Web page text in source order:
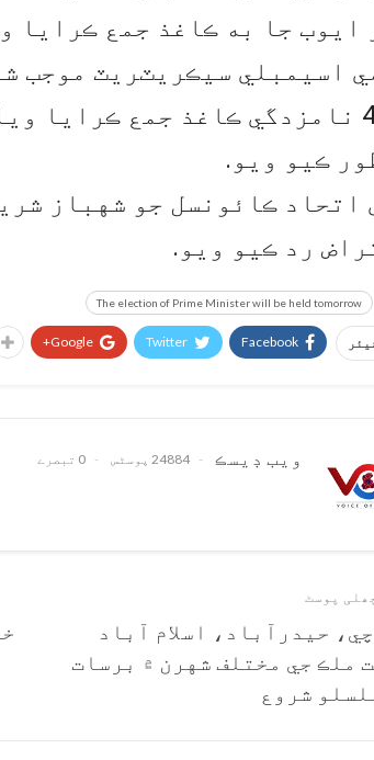
ايوب جا به ڪاغذ جمع ڪرايا
لاءِ 4 نامزدگي ڪاغذ جمع
ڪيو ويو.
اتحاد ڪائونسل جو شهباز
رد ڪيو ويو.
The election of Prime Minister will be held tomorrow
Facebook
Twitter
Google+
ويب ڊيسڪ 24884 پوسٹس 0 تبصرے
پوسٹ
حيدرآباد، اسلام آباد
ملڪ جي مختلف شهرن ۾ برسات
شروع